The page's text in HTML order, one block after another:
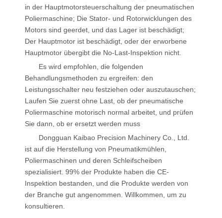
in der Hauptmotorsteuerschaltung der pneumatischen
Poliermaschine; Die Stator- und Rotorwicklungen des
Motors sind geerdet, und das Lager ist beschädigt;
Der Hauptmotor ist beschädigt, oder der erworbene
Hauptmotor übergibt die No-Last-Inspektion nicht.
Es wird empfohlen, die folgenden
Behandlungsmethoden zu ergreifen: den
Leistungsschalter neu festziehen oder auszutauschen;
Laufen Sie zuerst ohne Last, ob der pneumatische
Poliermaschine motorisch normal arbeitet, und prüfen
Sie dann, ob er ersetzt werden muss
Dongguan Kaibao Precision Machinery Co., Ltd.
ist auf die Herstellung von Pneumatikmühlen,
Poliermaschinen und deren Schleifscheiben
spezialisiert. 99% der Produkte haben die CE-
Inspektion bestanden, und die Produkte werden von
der Branche gut angenommen. Willkommen, um zu
konsultieren.